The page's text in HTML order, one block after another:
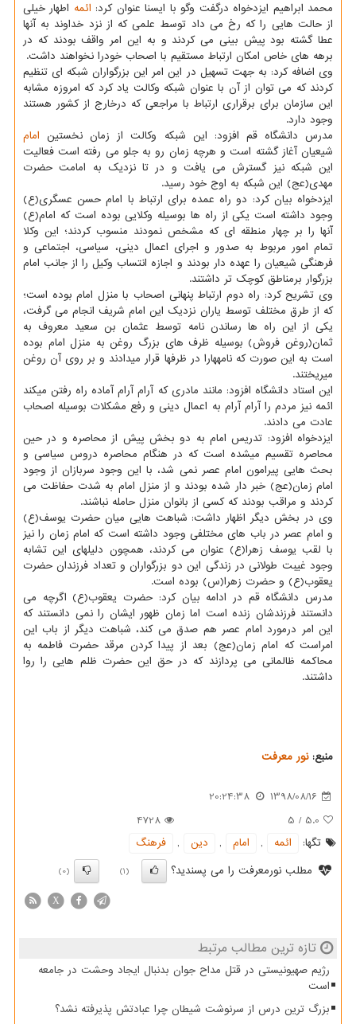
محمد ابراهیم ایزدخواه درگفت وگو با ایسنا عنوان كرد: ائمه اطهار خیلی
از حالت هایی را كه رخ می داد توسط علمی كه از نزد خداوند به آنها
عطا گشته بود پیش بینی می كردند و به این امر واقف بودند كه در
برهه های خاص امكان ارتباط مستقیم با اصحاب خودرا نخواهند داشت.
وی اضافه كرد: به جهت تسهیل در این امر این بزرگواران شبكه ای تنظیم
كردند كه می توان از آن با عنوان شبكه وكالت یاد كرد كه امروزه مشابه
این سازمان برای برقراری ارتباط با مراجعی كه درخارج از كشور هستند
وجود دارد.
مدرس دانشگاه قم افزود: این شبكه وكالت از زمان نخستین امام
شیعیان آغاز گشته است و هرچه زمان رو به جلو می رفته است فعالیت
این شبكه نیز گسترش می یافت و در تا نزدیك به امامت حضرت
مهدی(عج) این شبكه به اوج خود رسید.
ایزدخواه بیان كرد: دو راه عمده برای ارتباط با امام حسن عسگری(ع)
وجود داشته است یكی از راه ها بوسیله وكلایی بوده است كه امام(ع)
آنها را بر چهار منطقه ای كه مشخص نمودند منسوب كردند؛ این وكلا
تمام امور مربوط به صدور و اجرای اعمال دینی، سیاسی، اجتماعی و
فرهنگی شیعیان را عهده دار بودند و اجازه انتساب وكیل را از جانب امام
بزرگوار برمناطق كوچك تر داشتند.
وی تشریح كرد: راه دوم ارتباط پنهانی اصحاب با منزل امام بوده است؛
كه از طرق مختلف توسط یاران نزدیك این امام شریف انجام می گرفت،
یكی از این راه ها رساندن نامه توسط عثمان بن سعید معروف به
ثمان(روغن فروش) بوسیله ظرف های بزرگ روغن به منزل امام بوده
است به این صورت كه نامههارا در ظرفها قرار میدادند و بر روی آن روغن
میریختند.
این استاد دانشگاه افزود: مانند مادری كه آرام آرام آماده راه رفتن میكند
ائمه نیز مردم را آرام آرام به اعمال دینی و رفع مشكلات بوسیله اصحاب
عادت می دادند.
ایزدخواه افزود: تدریس امام به دو بخش پیش از محاصره و در حین
محاصره تقسیم میشده است كه در هنگام محاصره دروس سیاسی و
بحث هایی پیرامون امام عصر نمی شد، با این وجود سربازان از وجود
امام زمان(عج) خبر دار شده بودند و از منزل امام به شدت حفاظت می
كردند و مراقب بودند كه كسی از بانوان منزل حامله نباشند.
وی در بخش دیگر اظهار داشت: شباهت هایی میان حضرت یوسف(ع)
و امام عصر در باب های مختلفی وجود داشته است كه امام زمان را نیز
با لقب یوسف زهرا(ع) عنوان می كردند، همچون دلیلهای این تشابه
وجود غیبت طولانی در زندگی این دو بزرگواران و تعداد فرزندان حضرت
یعقوب(ع) و حضرت زهرا(س) بوده است.
مدرس دانشگاه قم در ادامه بیان كرد: حضرت یعقوب(ع) اگرچه می
دانستند فرزندشان زنده است اما زمان ظهور ایشان را نمی دانستند كه
این امر درمورد امام عصر هم صدق می كند، شباهت دیگر از باب این
امراست كه امام زمان(عج) بعد از پیدا كردن مرقد حضرت فاطمه به
محاكمه ظالمانی می پردازند كه در حق این حضرت ظلم هایی را روا
داشتند.
منبع:نور معرفت
1398/08/16
20:24:38
5.0
/
5
4728
تگها:
ائمه , امام , دین ,
فرهنگ
مطلب نورمعرفت را می پسندید؟
(1)
(0)
X
تازه ترین مطالب مرتبط
رژیم صهیونیستی در قتل مداح جوان بدنبال ایجاد وحشت در جامعه
است
بزرگ ترین درس از سرنوشت شیطان چرا عبادتش پذیرفته نشد؟